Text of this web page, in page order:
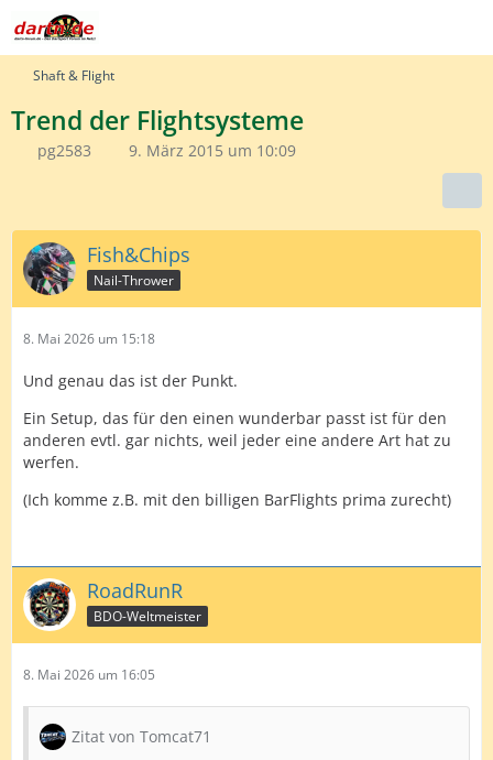
Shaft & Flight
Trend der Flightsysteme
pg2583 9. März 2015 um 10:09
Fish&Chips
Nail-Thrower
8. Mai 2026 um 15:18
Und genau das ist der Punkt.
Ein Setup, das für den einen wunderbar passt ist für den
anderen evtl. gar nichts, weil jeder eine andere Art hat zu
werfen.
(Ich komme z.B. mit den billigen BarFlights prima zurecht)
RoadRunR
BDO-Weltmeister
8. Mai 2026 um 16:05
Zitat von Tomcat71